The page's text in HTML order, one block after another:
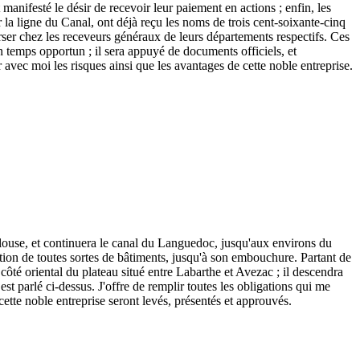
le désir de recevoir leur paiement en actions ; enfin, les
ligne du Canal, ont déjà reçu les noms de trois cent-soixante-cinq
chez les receveurs généraux de leurs départements respectifs. Ces
temps opportun ; il sera appuyé de documents officiels, et
moi les risques ainsi que les avantages de cette noble entreprise.
et continuera le canal du Languedoc, jusqu'aux environs du
de toutes sortes de bâtiments, jusqu'à son embouchure. Partant de
oriental du plateau situé entre Labarthe et Avezac ; il descendra
parlé ci-dessus. J'offre de remplir toutes les obligations qui me
noble entreprise seront levés, présentés et approuvés.